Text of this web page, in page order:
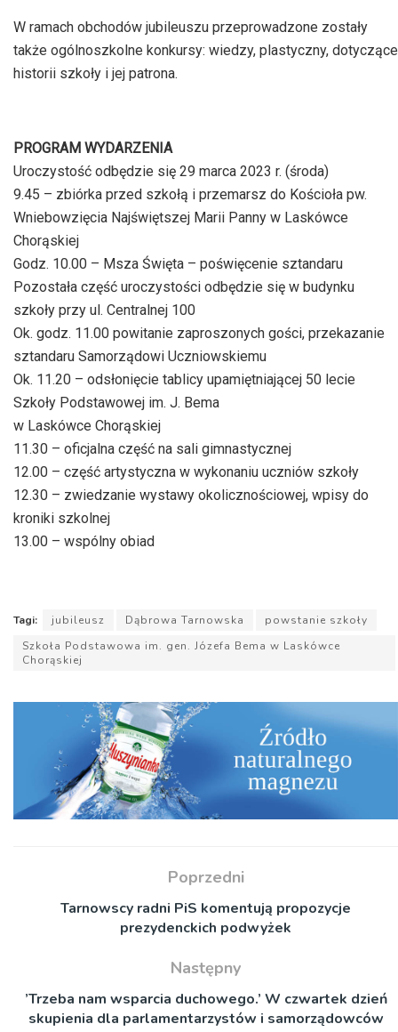
W ramach obchodów jubileuszu przeprowadzone zostały
także ogólnoszkolne konkursy: wiedzy, plastyczny, dotyczące
historii szkoły i jej patrona.
PROGRAM WYDARZENIA
Uroczystość odbędzie się 29 marca 2023 r. (środa)
9.45 – zbiórka przed szkołą i przemarsz do Kościoła pw.
Wniebowzięcia Najświętszej Marii Panny w Laskówce
Chorąskiej
Godz. 10.00 – Msza Święta – poświęcenie sztandaru
Pozostała część uroczystości odbędzie się w budynku
szkoły przy ul. Centralnej 100
Ok. godz. 11.00 powitanie zaproszonych gości, przekazanie
sztandaru Samorządowi Uczniowskiemu
Ok. 11.20 – odsłonięcie tablicy upamiętniającej 50 lecie
Szkoły Podstawowej im. J. Bema
w Laskówce Chorąskiej
11.30 – oficjalna część na sali gimnastycznej
12.00 – część artystyczna w wykonaniu uczniów szkoły
12.30 – zwiedzanie wystawy okolicznościowej, wpisy do
kroniki szkolnej
13.00 – wspólny obiad
Tagi: jubileusz Dąbrowa Tarnowska
powstanie szkoły
Szkoła Podstawowa im. gen. Józefa Bema w Laskówce
Chorąskiej
Poprzedni
Tarnowscy radni PiS komentują propozycje
prezydenckich podwyżek
Następny
’Trzeba nam wsparcia duchowego.’ W czwartek dzień
skupienia dla parlamentarzystów i samorządowców